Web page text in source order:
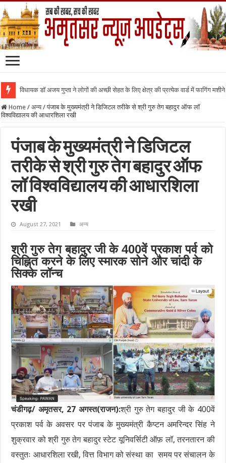
विधायक डॉ अजय गुप्ता ने लोगों की अच्छी सेहत के लिए क्षेत्र की प्रत्येक वार्ड में फागिंग मशीने
Home / अन्य / पंजाब के मुख्यमंत्री ने डिजिटल तरीके से श्री गुरु तेग बहादुर ऑफ लॉ
विश्वविद्यालय की आधारशिला रखी
पंजाब के मुख्यमंत्री ने डिजिटल
तरीके से श्री गुरु तेग बहादुर ऑफ
लॉ विश्वविद्यालय की आधारशिला
रखी
August 27, 2021 अन्य
श्री गुरु तेग बहादुर जी के 400वें प्रकाश पर्व को
चिह्नित करने के लिए स्मारक सोने और चांदी के
सिक्के लॉन्च
चंडीगढ़/ अमृतसर, 27 अगस्त(राजन):श्री गुरु तेग बहादुर जी के 400वें
प्रकाश पर्व के अवसर पर पंजाब के मुख्यमंत्री कैप्टन अमरिन्दर सिंह ने
शुक्रवार को श्री गुरु तेग बहादुर स्टेट यूनिवर्सिटी ऑफ़ लॉ, तरनतारन की
वस्तुतः आधारशिला रखी, वित्त विभाग को संस्था का समय पर संचालन के